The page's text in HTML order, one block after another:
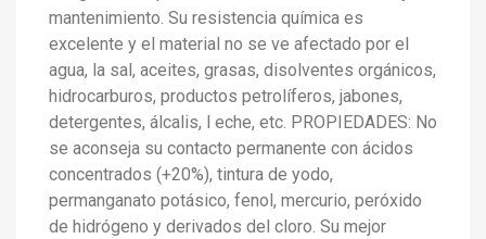
mantenimiento. Su resistencia química es
excelente y el material no se ve afectado por el
agua, la sal, aceites, grasas, disolventes orgánicos,
hidrocarburos, productos petrolíferos, jabones,
detergentes, álcalis, l eche, etc. PROPIEDADES: No
se aconseja su contacto permanente con ácidos
concentrados (+20%), tintura de yodo,
permanganato potásico, fenol, mercurio, peróxido
de hidrógeno y derivados del cloro. Su mejor